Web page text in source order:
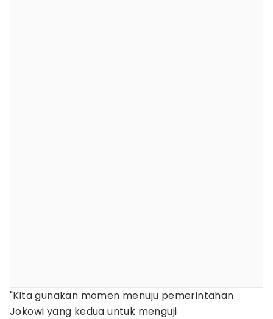
"Kita gunakan momen menuju pemerintahan
Jokowi yang kedua untuk menguji